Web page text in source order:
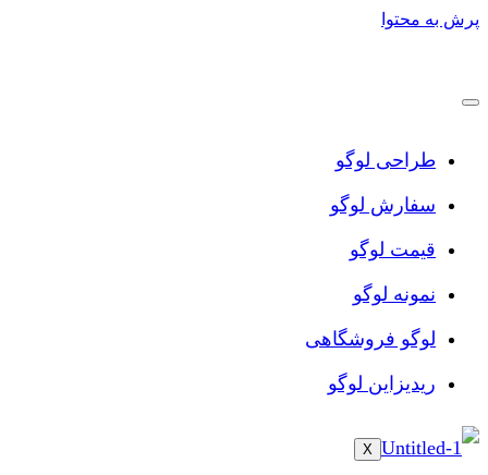
پرش به محتوا
طراحی لوگو
سفارش لوگو
قیمت لوگو
نمونه لوگو
لوگو فروشگاهی
ریدیزاین لوگو
X